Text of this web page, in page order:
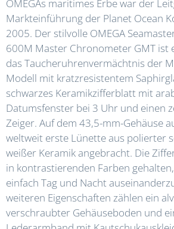
OMEGAs maritimes Erbe war der
Markteinführung der Planet Ocean
2005. Der stilvolle OMEGA
600M Master Chronometer GMT ist
das Taucheruhrenvermächtnis der
Modell mit kratzresistentem
schwarzes Keramikzifferblatt mit
Datumsfenster bei 3 Uhr und einen
Zeiger. Auf dem 43,5-mm-Gehäuse
weltweit erste Lünette aus polierter
weißer Keramik angebracht. Die
in kontrastierenden Farben
einfach Tag und Nacht
weiteren Eigenschaften zählen ein
verschraubter Gehäuseboden und